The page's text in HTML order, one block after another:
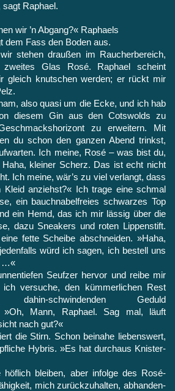
sagt Raphael.
wir ’n Abgang?« Raphaels
dem Fass den Boden aus.
stehen draußen im Raucherbereich,
Glas Rosé. Raphael scheint
gleich knutschen werden; er rückt mir
also quasi um die Ecke, und ich hab
diesem Gin aus den Cotswolds zu
zu erweitern. Mit
du schon den ganzen Abend trinkst,
Ich meine, Rosé – was bist du,
kleiner Scherz. Das ist echt nicht
Ich meine, wär’s zu viel verlangt, dass
anziehst?« Ich trage eine schmal
ein bauchnabelfreies schwarzes Top
ein Hemd, das ich mir lässig über die
dazu Sneakers und roten Lippenstift.
fette Scheibe abschneiden. »Haha,
würd ich sagen, ich bestell uns
…«
Seufzer hervor und reibe mir
versuche, den kümmerlichen Rest
schwindenden Geduld
»Oh, Mann, Raphael. Sag mal, läuft
nach gut?«
die Stirn. Schon beinahe liebenswert,
Hybris. »Es hat durchaus Knister­
höflich bleiben, aber infolge des Rosé-
mich zurückzuhalten, abhanden­